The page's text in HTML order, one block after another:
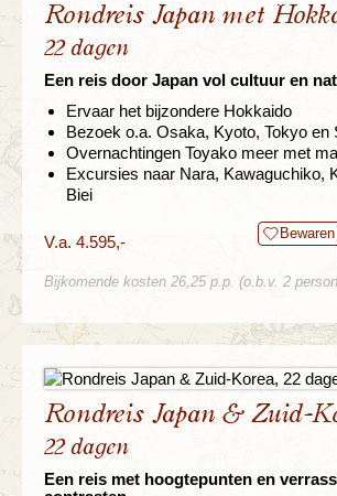
Rondreis Japan met
22 dagen
Een reis door Japan vol cultuur en
Ervaar het bijzondere Hokkaido
Bezoek o.a. Osaka, Kyoto, Tokyo en
Overnachtingen Toyako meer met
Excursies naar Nara, Kawaguchiko,
Biei
V.a. 4.595,- Bewaren
Bijkomende kosten 26,25 p.p. (o.b.v. 2
Rondreis Japan & Zuid-
22 dagen
Een reis met hoogtepunten en